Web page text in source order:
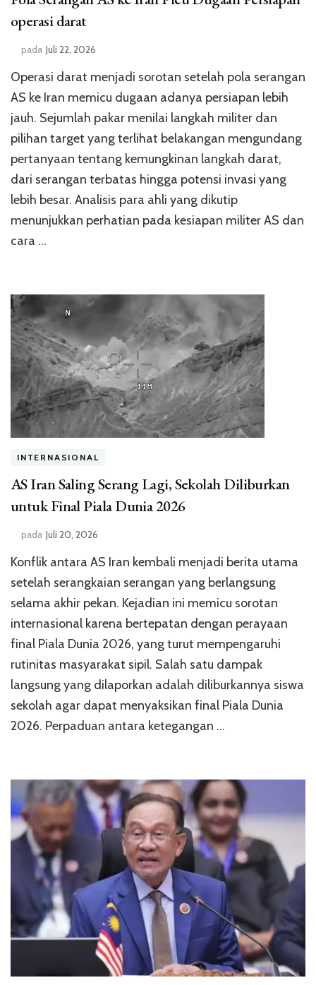
operasi darat
pada Juli 22, 2026
Operasi darat menjadi sorotan setelah pola serangan
AS ke Iran memicu dugaan adanya persiapan lebih
jauh. Sejumlah pakar menilai langkah militer dan
pilihan target yang terlihat belakangan mengundang
pertanyaan tentang kemungkinan langkah darat,
dari serangan terbatas hingga potensi invasi yang
lebih besar. Analisis para ahli yang dikutip
menunjukkan perhatian pada kesiapan militer AS dan
cara …
INTERNASIONAL
AS Iran Saling Serang Lagi, Sekolah Diliburkan
untuk Final Piala Dunia 2026
pada Juli 20, 2026
Konflik antara AS Iran kembali menjadi berita utama
setelah serangkaian serangan yang berlangsung
selama akhir pekan. Kejadian ini memicu sorotan
internasional karena bertepatan dengan perayaan
final Piala Dunia 2026, yang turut mempengaruhi
rutinitas masyarakat sipil. Salah satu dampak
langsung yang dilaporkan adalah diliburkannya siswa
sekolah agar dapat menyaksikan final Piala Dunia
2026. Perpaduan antara ketegangan …